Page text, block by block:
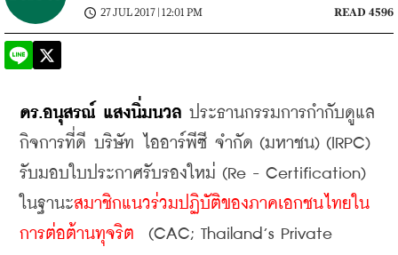
27 JUL 2017 | 12:01 PM
READ 4596
ดร.อนุสรณ์ แสงนิ่มนวล ประธานกรรมการกำกับดูแล
กิจการที่ดี บริษัท ไออาร์พีซี จำกัด (มหาชน) (IRPC)
รับมอบใบประกาศรับรองใหม่ (Re - Certification)
ในฐานะสมาชิกแนวร่วมปฏิบัติของภาคเอกชนไทยใน
การต่อต้านทุจริต (CAC; Thailand’s Private